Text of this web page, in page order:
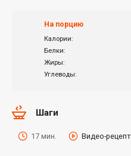
На порцию
Калории:
Белки:
Жиры:
Углеводы:
Шаги
17 мин. Видео-рецепт